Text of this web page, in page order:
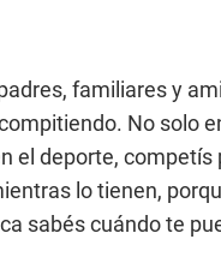
familiares y
No solo
el deporte, competís
lo tienen,
sabés cuándo te